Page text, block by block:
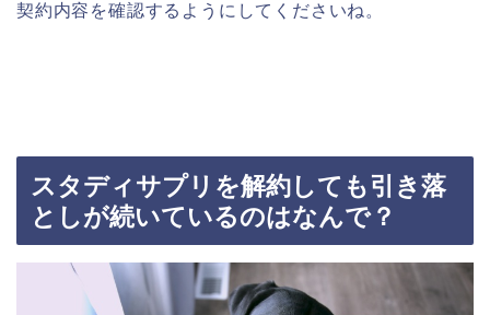
契約内容を確認するようにしてくださいね。
スタディサプリを解約しても引き落
としが続いているのはなんで？